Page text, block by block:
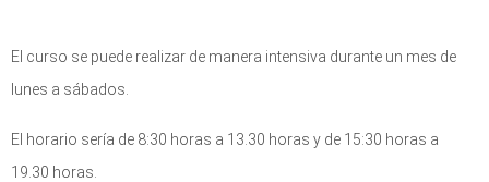
El curso se puede realizar de manera intensiva durante un mes de
lunes a sábados.
El horario sería de 8:30 horas a 13.30 horas y de 15:30 horas a
19.30 horas.